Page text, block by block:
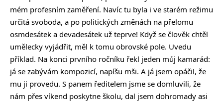
mém profesním zaměření. Navíc tu byla i ve starém režimu
určitá svoboda, a po politických změnách na přelomu
osmdesátek a devadesátek už teprve! Když se člověk chtěl
umělecky vyjádřit, měl k tomu obrovské pole. Uvedu
příklad. Na konci prvního ročníku řekl jeden můj kamarád:
já se zabývám kompozicí, napíšu mši. A já jsem opáčil, že
mu ji provedu. S panem ředitelem jsme se domluvili, že
nám přes víkend poskytne školu, dal jsem dohromady asi